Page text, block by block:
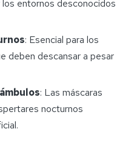
entornos desconocidos
: Esencial para los
deben descansar a pesar
: Las máscaras
nocturnos